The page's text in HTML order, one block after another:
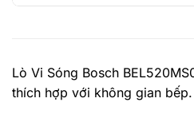
Lò Vi Sóng Bosch
thích hợp với không gian bếp.